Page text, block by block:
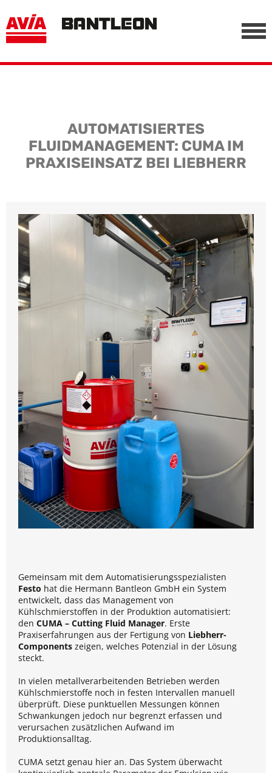
-->
AUTOMATISIERTES
FLUIDMANAGEMENT: CUMA IM
PRAXISEINSATZ BEI LIEBHERR
Gemeinsam mit dem Automatisierungsspezialisten
Festo hat die Hermann Bantleon GmbH ein System
entwickelt, dass das Management von
Kühlschmierstoffen in der Produktion automatisiert:
den CUMA – Cutting Fluid Manager. Erste
Praxiserfahrungen aus der Fertigung von Liebherr-
Components zeigen, welches Potenzial in der Lösung
steckt.
In vielen metallverarbeitenden Betrieben werden
Kühlschmierstoffe noch in festen Intervallen manuell
überprüft. Diese punktuellen Messungen können
Schwankungen jedoch nur begrenzt erfassen und
verursachen zusätzlichen Aufwand im
Produktionsalltag.
CUMA setzt genau hier an. Das System überwacht